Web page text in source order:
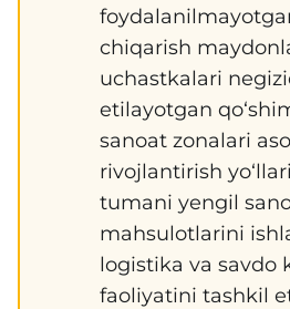
chiqarish
uchastkalari
etilayotgan
sanoat zonalari
rivojlantirish
tumani yengil
mahsulotlarini
logistika va savdo
faoliyatini tashkil